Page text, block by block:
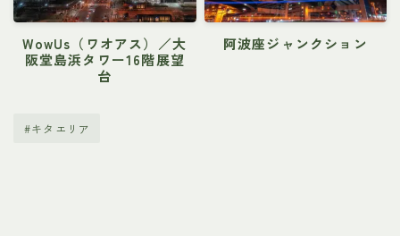
WowUs（ワオアス）／大
阪堂島浜タワー16階展望
台
阿波座ジャンクション
#キタエリア